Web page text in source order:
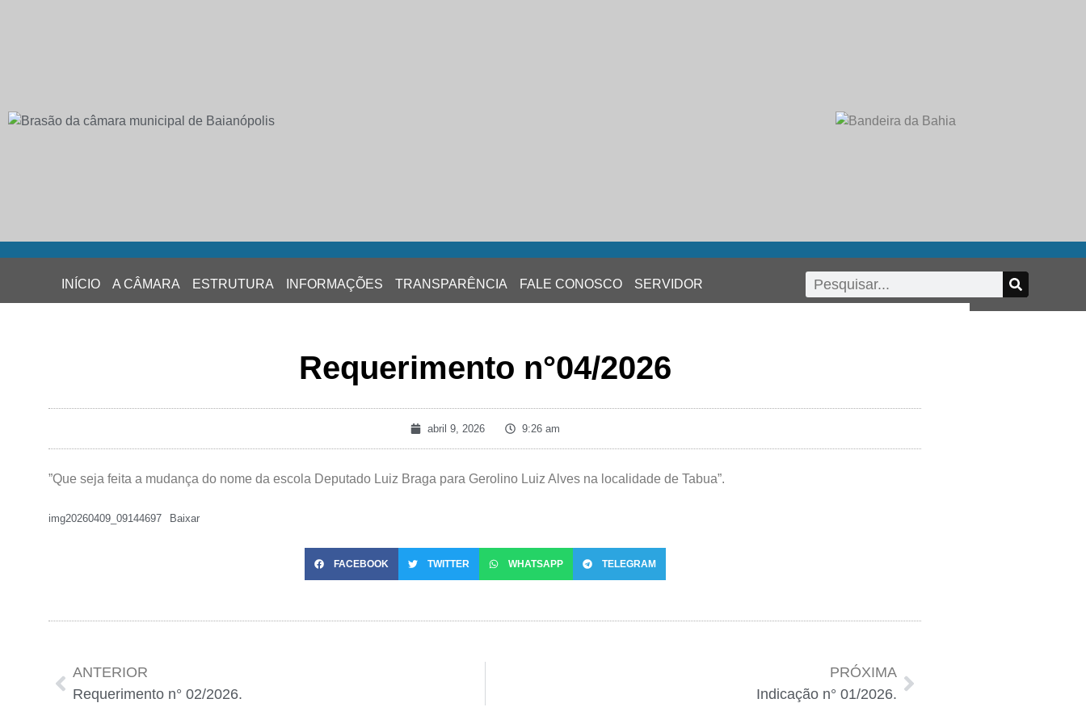
INÍCIO A CÂMARA ESTRUTURA INFORMAÇÕES TRANSPARÊNCIA FALE CONOSCO SERVIDOR
Requerimento n°04/2026
abril 9, 2026 9:26 am
”Que seja feita a mudança do nome da escola Deputado Luiz Braga para Gerolino Luiz Alves na localidade de Tabua”.
img20260409_09144697 Baixar
FACEBOOK TWITTER WHATSAPP TELEGRAM
ANTERIOR
Requerimento n° 02/2026.
PRÓXIMA
Indicação n° 01/2026.